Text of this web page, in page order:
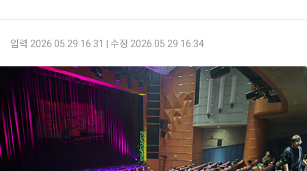
입력 2026.05.29 16:31 | 수정 2026.05.29 16:34